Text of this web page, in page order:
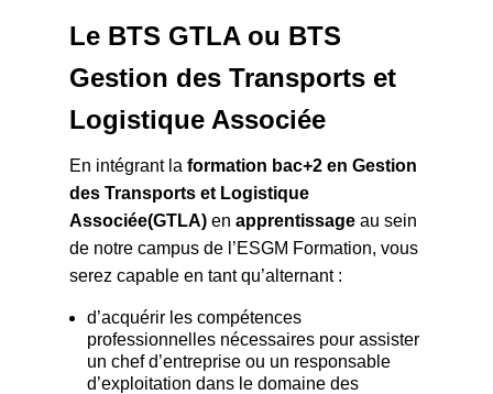
Le BTS GTLA ou BTS
Gestion des Transports et
Logistique Associée
En intégrant la formation bac+2 en Gestion
des Transports et Logistique
Associée(GTLA) en apprentissageau sein
de notre campus de l’ESGM Formation, vous
serez capable en tant qu’alternant :
d’acquérir les compétences
professionnelles nécessaires pour assister
un chef d’entreprise ou un responsable
d’exploitation dans le domaine des